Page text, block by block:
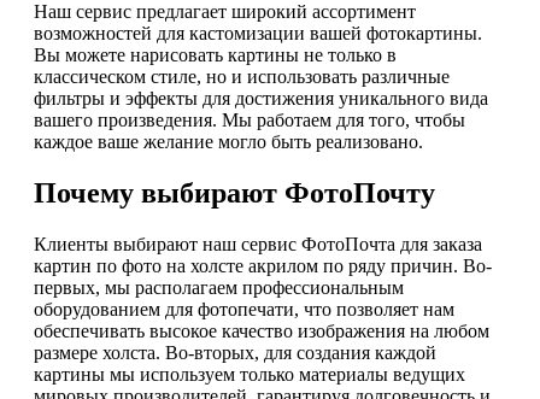
Наш сервис предлагает широкий ассортимент
возможностей для кастомизации вашей фотокартины.
Вы можете нарисовать картины не только в
классическом стиле, но и использовать различные
фильтры и эффекты для достижения уникального вида
вашего произведения. Мы работаем для того, чтобы
каждое ваше желание могло быть реализовано.
Почему выбирают ФотоПочту
Клиенты выбирают наш сервис ФотоПочта для заказа
картин по фото на холсте акрилом по ряду причин. Во-
первых, мы располагаем профессиональным
оборудованием для фотопечати, что позволяет нам
обеспечивать высокое качество изображения на любом
размере холста. Во-вторых, для создания каждой
картины мы используем только материалы ведущих